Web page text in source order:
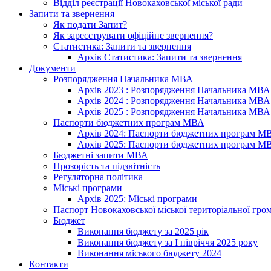
Відділ реєстрації Новокаховської міської ради
Запити та звернення
Як подати Запит?
Як зареєструвати офіційне звернення?
Статистика: Запити та звернення
Архів Статистика: Запити та звернення
Документи
Розпорядження Начальника МВА
Архів 2023 : Розпорядження Начальника МВА
Архів 2024 : Розпорядження Начальника МВА
Архів 2025 : Розпорядження Начальника МВА
Паспорти бюджетних програм МВА
Архів 2024: Паспорти бюджетних програм
Архів 2025: Паспорти бюджетних програм
Бюджетні запити МВА
Прозорість та підзвітність
Регуляторна політика
Міські програми
Архів 2025: Міські програми
Паспорт Новокаховської міської територіальної
Бюджет
Виконання бюджету за 2025 рік
Виконання бюджету за І півріччя 2025 року
Виконання міського бюджету 2024
Контакти